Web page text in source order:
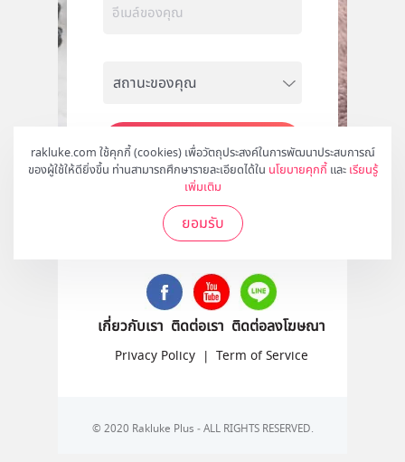
rakluke.com ใช้คุกกี้ (cookies) เพื่อวัตถุประสงค์ในการพัฒนาประสบการณ์
ของผู้ใช้ให้ดียิ่งขึ้น ท่านสามารถศึกษารายละเอียดได้ใน นโยบายคุกกี้ และ เรียนรู้
เพิ่มเติม
ยอมรับ
สมัคร
ติดตามเราได้ที่
เกี่ยวกับเรา ติดต่อเรา ติดต่อลงโฆษณา
Privacy Policy | Term of Service
© 2020 Rakluke Plus - ALL RIGHTS RESERVED.